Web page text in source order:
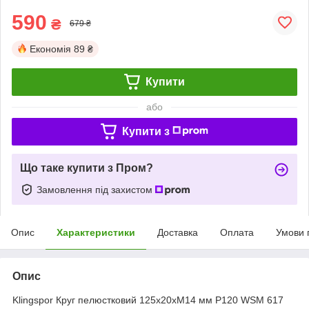
590 ₴ 679 ₴
Економія 89 ₴
Купити
або
Купити з
Що таке купити з Пром?
Замовлення під захистом
Опис Характеристики Доставка Оплата Умови
Опис
Klingspor Круг пелюстковий 125x20xM14 мм P120 WSM 617